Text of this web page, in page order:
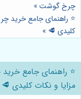
چرخ گوشت»
⭐️ راهنمای جامع خرید
کلیدی 🥩 »
⭐️ راهنمای جامع
مزایا و نکات کلیدی 🥩